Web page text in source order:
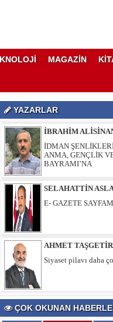
MAGAZİN
YAZARLARBAYRAMI’NA
SELAHATTİN
E- GAZETE
AHMET
Siyaset pilavı daha
İBRAHİM
İDMAN
E- GAZETE
ÇOK OKUNAN